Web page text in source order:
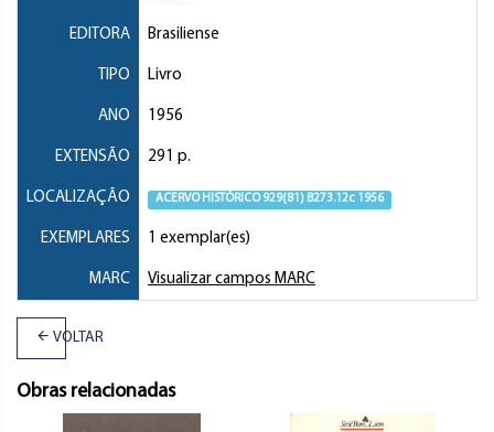
EDITORA Brasiliense
TIPO Livro
ANO 1956
EXTENSÃO 291 p.
LOCALIZAÇÃO ACERVO HISTÓRICO 929(81) B273.12c 1956
EXEMPLARES 1 exemplar(es)
MARC Visualizar campos MARC
VOLTAR
Obras relacionadas